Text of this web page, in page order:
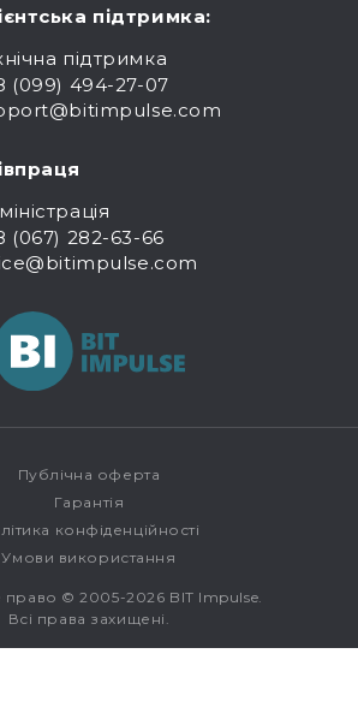
підтримка:
підтримка
(099) 494-27-07
(067) 282-63-66
Публічна оферта
Гарантія
конфіденційності
Умови використання
право © 2005-2026 BIT Impulse.
Всі права захищені.